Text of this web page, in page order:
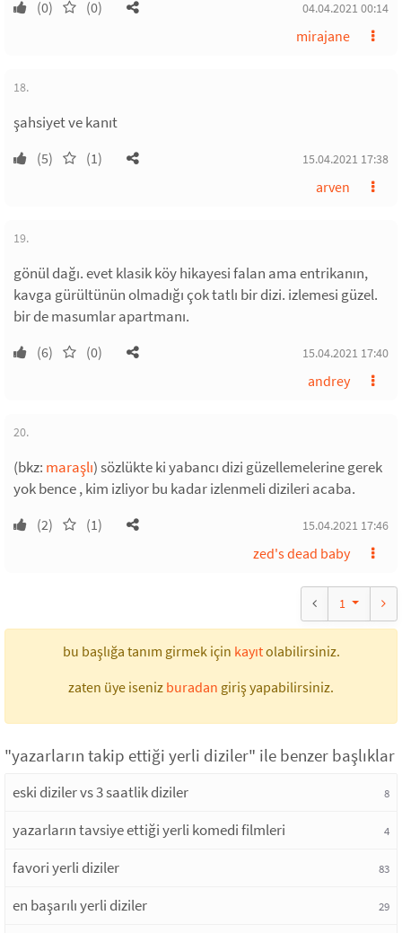
(0) (0) 04.04.2021 00:14
mirajane
18.
şahsiyet ve kanıt
(5) (1) 15.04.2021 17:38
arven
19.
gönül dağı. evet klasik köy hikayesi falan ama entrikanın,
kavga gürültünün olmadığı çok tatlı bir dizi. izlemesi güzel.
bir de masumlar apartmanı.
(6) (0) 15.04.2021 17:40
andrey
20.
(bkz: maraşlı) sözlükte ki yabancı dizi güzellemelerine gerek
yok bence , kim izliyor bu kadar izlenmeli dizileri acaba.
(2) (1) 15.04.2021 17:46
zed's dead baby
1
bu başlığa tanım girmek için kayıtolabilirsiniz.
zaten üye iseniz buradan giriş yapabilirsiniz.
"yazarların takip ettiği yerli diziler" ile benzer başlıklar
eski diziler vs 3 saatlik diziler 8
yazarların tavsiye ettiği yerli komedi filmleri 4
favori yerli diziler 83
en başarılı yerli diziler 29